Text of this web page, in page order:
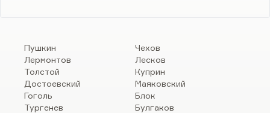
Пушкин
Лермонтов
Толстой
Достоевский
Гоголь
Тургенев
Чехов
Лесков
Куприн
Маяковский
Блок
Булгаков